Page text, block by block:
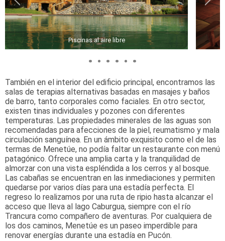
Piscinas al aire libre
También en el interior del edificio principal, encontramos las
salas de terapias alternativas basadas en masajes y baños
de barro, tanto corporales como faciales. En otro sector,
existen tinas individuales y pozones con diferentes
temperaturas. Las propiedades minerales de las aguas son
recomendadas para afecciones de la piel, reumatismo y mala
circulación sanguínea. En un ámbito exquisito como el de las
termas de Menetúe, no podía faltar un restaurante con menú
patagónico. Ofrece una amplia carta y la tranquilidad de
almorzar con una vista espléndida a los cerros y al bosque.
Las cabañas se encuentran en las inmediaciones y permiten
quedarse por varios días para una estadía perfecta. El
regreso lo realizamos por una ruta de ripio hasta alcanzar el
acceso que lleva al lago Caburgua, siempre con el río
Trancura como compañero de aventuras. Por cualquiera de
los dos caminos, Menetúe es un paseo imperdible para
renovar energías durante una estadía en Pucón.